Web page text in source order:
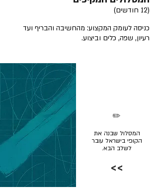
(12 חודשים)
כניסה לעומק המקצוע: מהחשיבה והבריף ועד
רעיון, שפה, כלים וביצוע.
המסלול שבנה את
הקופי בישראל עובר
לשלב הבא.
✏️
>>